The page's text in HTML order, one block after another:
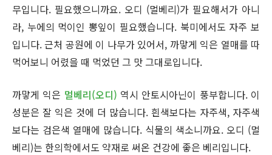
무입니다. 필요했으니까요. 오디 (멀베리)가 필요해서가 아니
라, 누에의 먹이인 뽕잎이 필요했습니다. 북미에서도 자주 보
입니다. 근처 공원에 이 나무가 있어서, 까맣게 익은 열매를 따
먹어보니 어렸을 때 먹었던 그 맛 그대로입니다.
까맣게 익은 멀베리(오디) 역시 안토시아닌이 풍부합니다. 이
성분은 잘 익은 것에 더 많습니다. 흰색보다는 자주색, 자주색
보다는 검은색 열매에 많습니다. 식물의 색소니까요. 오디 (멀
베리)는 한의학에서도 약재로 써온 건강에 좋은 베리입니다.